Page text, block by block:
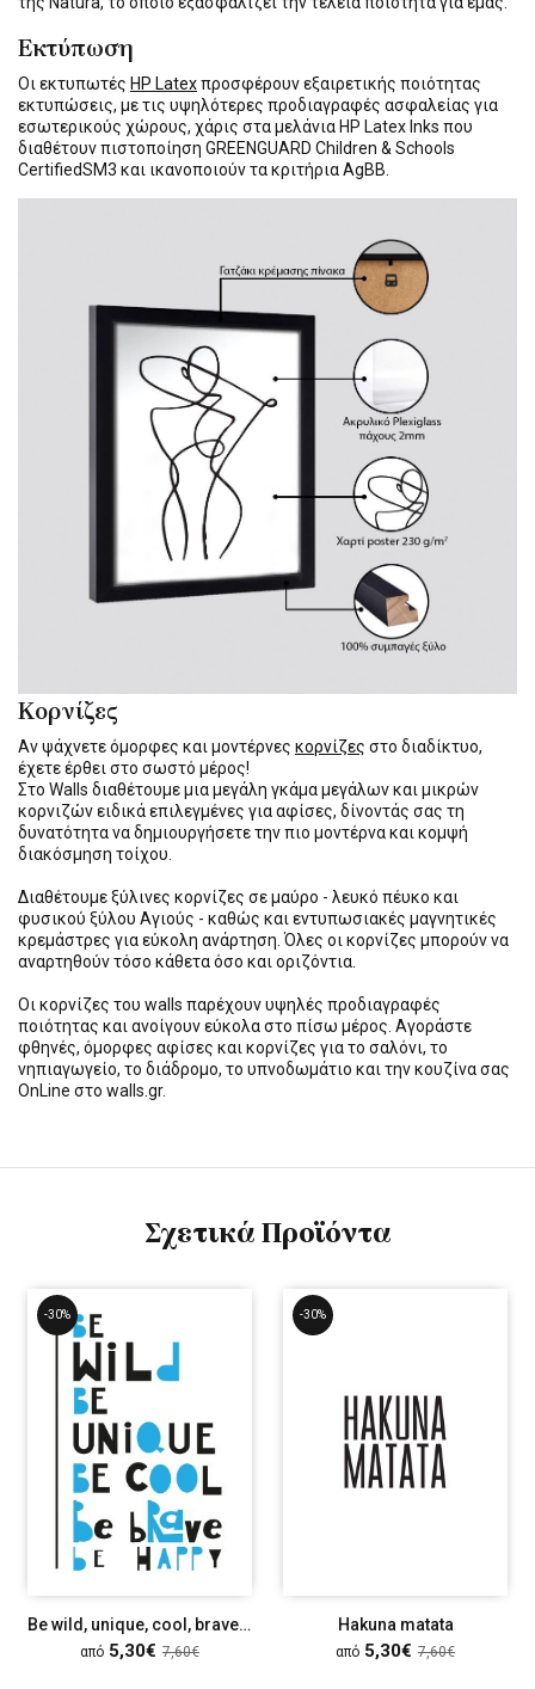
Εκτύπωση
Οι εκτυπωτές HP Latexπροσφέρουν εξαιρετικής ποιότητας
εκτυπώσεις, με τις υψηλότερες προδιαγραφές ασφαλείας για
εσωτερικούς χώρους, χάρις στα μελάνια HP Latex Inks που
διαθέτουν πιστοποίηση GREENGUARD Children & Schools
CertifiedSM3 και ικανοποιούν τα κριτήρια AgBB.
Κορνίζες
Αν ψάχνετε όμορφες και μοντέρνες κορνίζες στο διαδίκτυο,
έχετε έρθει στο σωστό μέρος!
Στο Walls διαθέτουμε μια μεγάλη γκάμα μεγάλων και μικρών
κορνιζών ειδικά επιλεγμένες για αφίσες, δίνοντάς σας τη
δυνατότητα να δημιουργήσετε την πιο μοντέρνα και κομψή
διακόσμηση τοίχου.
Διαθέτουμε ξύλινες κορνίζες σε μαύρο - λευκό πέυκο και
φυσικού ξύλου Αγιούς - καθώς και εντυπωσιακές μαγνητικές
κρεμάστρες για εύκολη ανάρτηση. Όλες οι κορνίζες μπορούν να
αναρτηθούν τόσο κάθετα όσο και οριζόντια.
Οι κορνίζες του walls παρέχουν υψηλές προδιαγραφές
ποιότητας και ανοίγουν εύκολα στο πίσω μέρος. Αγοράστε
φθηνές, όμορφες αφίσες και κορνίζες για το σαλόνι, το
νηπιαγωγείο, το διάδρομο, το υπνοδωμάτιο και την κουζίνα σας
OnLine στο walls.gr.
Σχετικά Προϊόντα
-30%
Be wild, unique, cool, brave, happy
από 5,30€ 7,60€
-30%
Hakuna matata
από 5,30€ 7,60€